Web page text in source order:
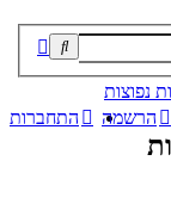
נפוצות
התחברות
הרשמה